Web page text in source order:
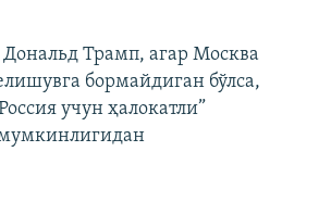
Трамп, агар Москва
бормайдиган бўлса,
учун ҳалокатли”